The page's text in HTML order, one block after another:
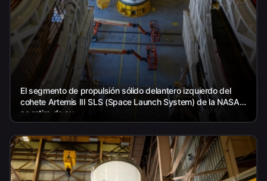
El segmento de propulsión sólido delantero izquierdo del
cohete Artemis III SLS (Space Launch System) de la NASA
se retira de su...